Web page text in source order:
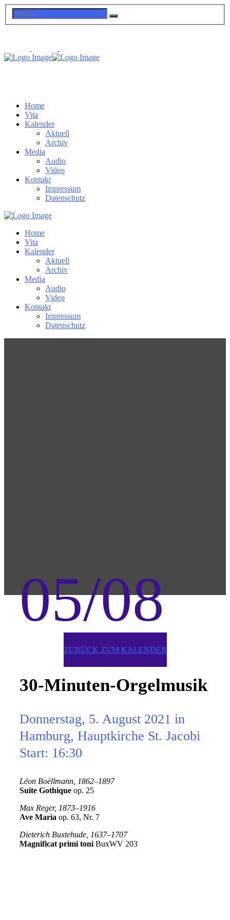
Home
Vita
Kalender
Aktuell
Archiv
Media
Audio
Video
Kontakt
Impressum
Datenschutz
Home
Vita
Kalender
Aktuell
Archiv
Media
Audio
Video
Kontakt
Impressum
Datenschutz
05/08
ZURÜCK ZUM KALENDER
30-Minuten-Orgelmusik
Donnerstag, 5. August 2021 in
Hamburg, Hauptkirche St. Jacobi
Start: 16:30
Léon Boëllmann, 1862–1897
Suite Gothique op. 25
Max Reger, 1873–1916
Ave Maria op. 63, Nr. 7
Dieterich Buxtehude, 1637–1707
Magnificat primi toni BuxWV 203